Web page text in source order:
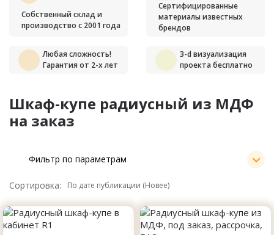
Собственный склад и
производство с 2001 года
Сертифицированные
материалы известных
брендов
Любая сложность!
Гарантия от 2-х лет
3-d визуализация
проекта бесплатно
Шкаф-купе радиусный из МДФ
на заказ
Фильтр по параметрам
Сортировка: